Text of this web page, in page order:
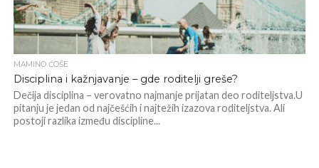
MAMINO ĆOŠE
Disciplina i kažnjavanje – gde roditelji greše?
Dečija disciplina – verovatno najmanje prijatan deo roditeljstva.U
pitanju je jedan od najčešćih i najtežih izazova roditeljstva. Ali
postoji razlika između discipline...